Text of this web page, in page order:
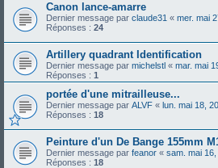
Canon lance-amarre
Dernier message par claude31 « mer. mai
Réponses : 24
Artillery quadrant Identification
Dernier message par michelstl « mar. mai
Réponses : 1
portée d'une mitrailleuse...
Dernier message par ALVF « lun. mai 18,
Réponses : 18
Peinture d'un De Bange 155mm
Dernier message par feanor « sam. mai
Réponses : 18